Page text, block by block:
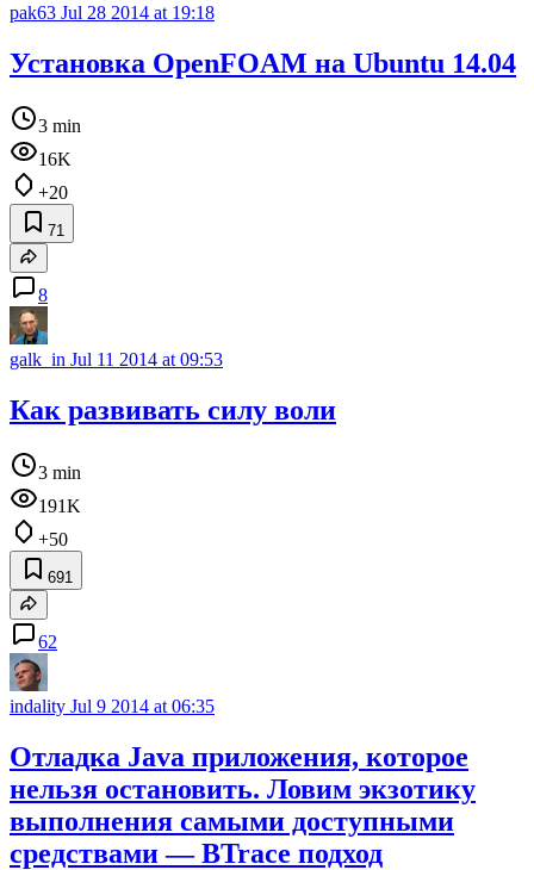
pak63 Jul 28 2014 at 19:18
Установка OpenFOAM на Ubuntu 14.04
3 min
16K
+20
71
8
galk_in Jul 11 2014 at 09:53
Как развивать силу воли
3 min
191K
+50
691
62
indality Jul 9 2014 at 06:35
Отладка Java приложения, которое
нельзя остановить. Ловим экзотику
выполнения самыми доступными
средствами — BTrace подход